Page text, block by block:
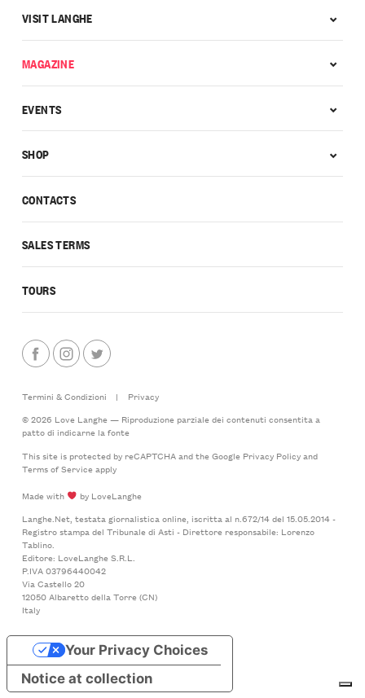
CONTACTS
SALES TERMS
TOURS
VISIT LANGHE
MAGAZINE
EVENTS
SHOP
Termini & Condizioni |
Privacy
© 2026 Love Langhe — Riproduzione parziale dei contenuti consentita a
patto di indicarne la fonte
This site is protected by reCAPTCHA and the Google Privacy Policyand
Terms of Serviceapply
Made with
by LoveLanghe
Langhe.Net, testata giornalistica online, iscritta al n.672/14 del 15.05.2014 -
Registro stampa del Tribunale di Asti - Direttore responsabile: Lorenzo
Tablino.
Editore: LoveLanghe S.R.L.
P.IVA 03796440042
Via Castello 20
12050 Albaretto della Torre (CN)
Italy
Notice at collection
Your Privacy Choices